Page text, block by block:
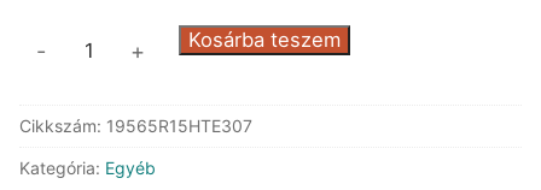
Triangle
mennyiség
- + Kosárba teszem
Cikkszám: 19565R15HTE307
Kategória: Egyéb